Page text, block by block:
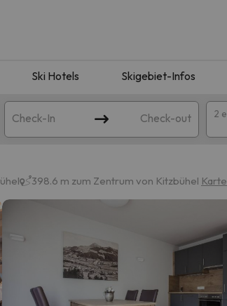
Ski Hotels Skigebiet-Infos
Check-In Check-out 2
Suche entsprechen. Versuchen Sie, das Ziel
398.6 m zum Zentrum von Kitzbühel Karte